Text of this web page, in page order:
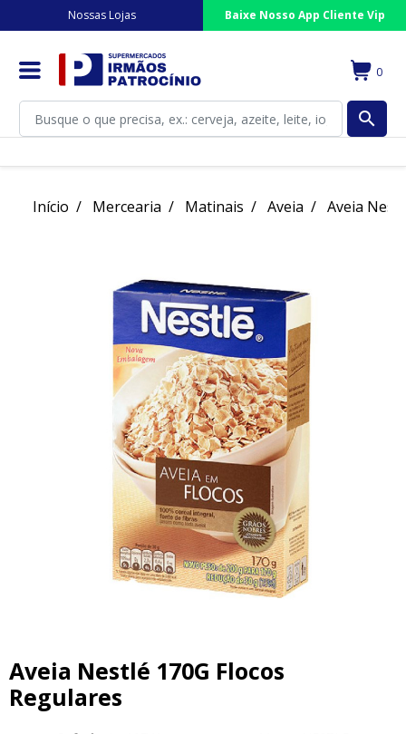
Nossas Lojas Baixe Nosso App Cliente Vip
0
search
Início Mercearia Matinais Aveia Aveia
Aveia Nestlé 170G Flocos
Regulares